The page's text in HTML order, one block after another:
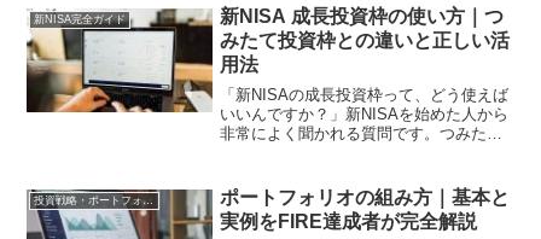
には40代に適した設計と・40代だからこ
そ活かせる...
新NISA完全ガイド
新NISA 成長投資枠の使い方｜つ
みたて投資枠との違いと正しい活
用法
「新NISAの成長投資枠って、どう使えば
いいんですか？」新NISAを始めた人から
非常によく聞かれる質問です。つみたて
投資枠は何に使うのか。つみたて投資枠
と何が違うのか。...
投資戦略・ポートフォリオ
ポートフォリオの組み方｜基本と
実例をFIRE達成者が完全解説